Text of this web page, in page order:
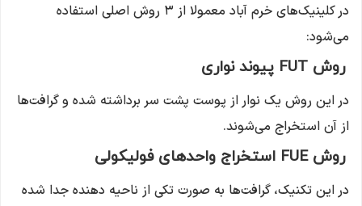
در کلینیک‌های خرم آباد معمولا از ۳ روش اصلی استفاده
می‌شود:
روش FUT پیوند نواری
در این روش یک نوار از پوست پشت سر برداشته شده و گرافت‌ها
از آن استخراج می‌شوند.
روش FUE استخراج واحدهای فولیکولی
در این تکنیک، گرافت‌ها به صورت تکی از ناحیه دهنده جدا شده